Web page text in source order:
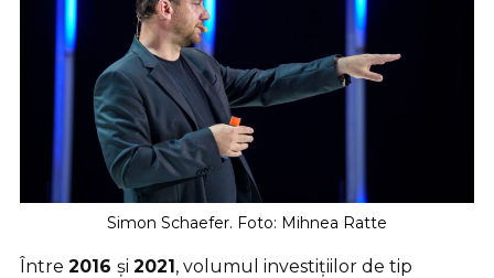
Simon Schaefer. Foto: Mihnea Ratte
Între 2016 și 2021, volumul investițiilor de tip